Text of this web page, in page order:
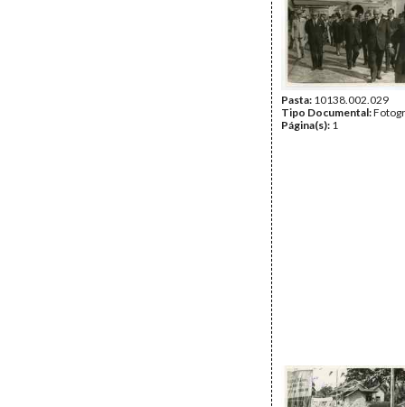
Pasta: 10138.002.029
Tipo Documental:
Página(s): 1